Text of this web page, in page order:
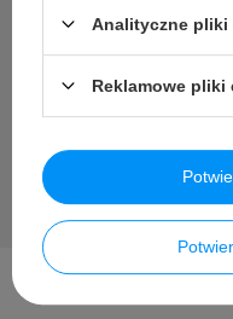
Zadaj pytanie a my
Analityczne pliki
Reklamowe pliki